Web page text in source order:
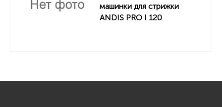
машинки для стрижки
ANDIS PRO I 120